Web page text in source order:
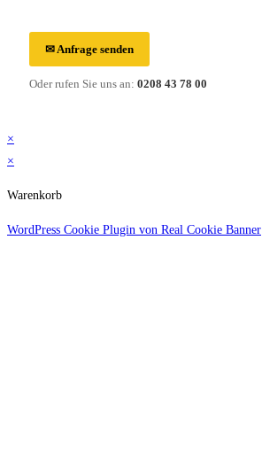
✉ Anfrage senden
Oder rufen Sie uns an: 0208 43 78 00
×
×
Warenkorb
WordPress Cookie Plugin von Real Cookie Banner